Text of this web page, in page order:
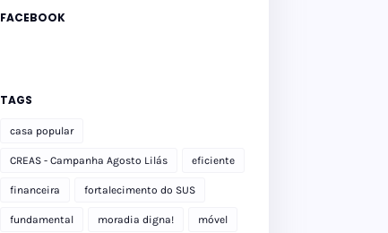
FACEBOOK
TAGS
casa popular
CREAS - Campanha Agosto Lilás eficiente
financeira fortalecimento do SUS
fundamental moradia digna! móvel